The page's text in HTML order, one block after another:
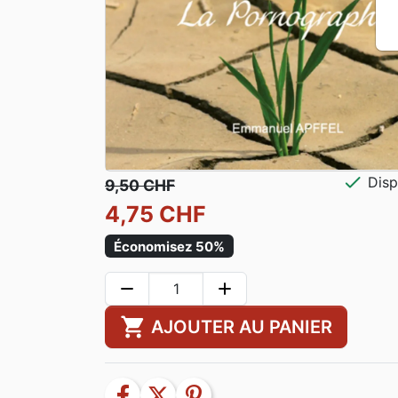
9,50 CHF
4,75 CHF
Économisez 50%
check
remove add
shopping_cart AJOUTER AU PANIER